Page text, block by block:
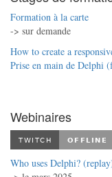
Formation à la carte
-> sur demande
How to create a
Prise en main de Delphi
Webinaires
Who uses Delphi?